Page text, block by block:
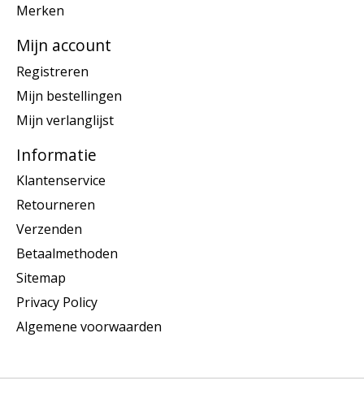
Merken
Mijn account
Registreren
Mijn bestellingen
Mijn verlanglijst
Informatie
Klantenservice
Retourneren
Verzenden
Betaalmethoden
Sitemap
Privacy Policy
Algemene voorwaarden